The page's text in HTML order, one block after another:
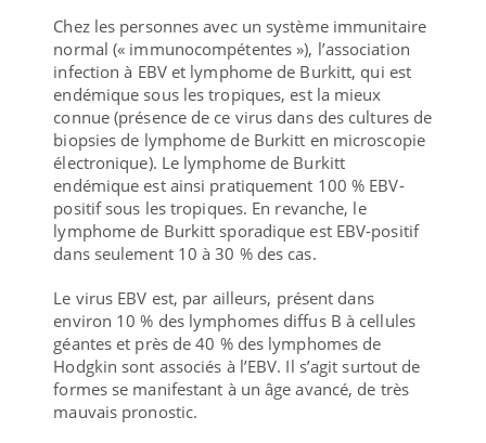
Chez les personnes avec un système immunitaire
normal (« immunocompétentes »), l’association
infection à EBV et lymphome de Burkitt, qui est
endémique sous les tropiques, est la mieux
connue (présence de ce virus dans des cultures de
biopsies de lymphome de Burkitt en microscopie
électronique). Le lymphome de Burkitt
endémique est ainsi pratiquement 100 % EBV-
positif sous les tropiques. En revanche, le
lymphome de Burkitt sporadique est EBV-positif
dans seulement 10 à 30 % des cas.
Le virus EBV est, par ailleurs, présent dans
environ 10 % des lymphomes diffus B à cellules
géantes et près de 40 % des lymphomes de
Hodgkin sont associés à l’EBV. Il s’agit surtout de
formes se manifestant à un âge avancé, de très
mauvais pronostic.